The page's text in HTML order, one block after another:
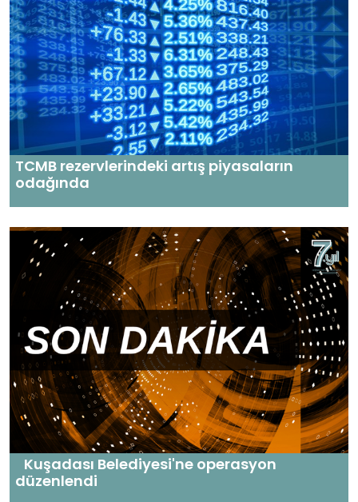
TCMB rezervlerindeki artış piyasaların
odağında
Kuşadası Belediyesi'ne operasyon
düzenlendi